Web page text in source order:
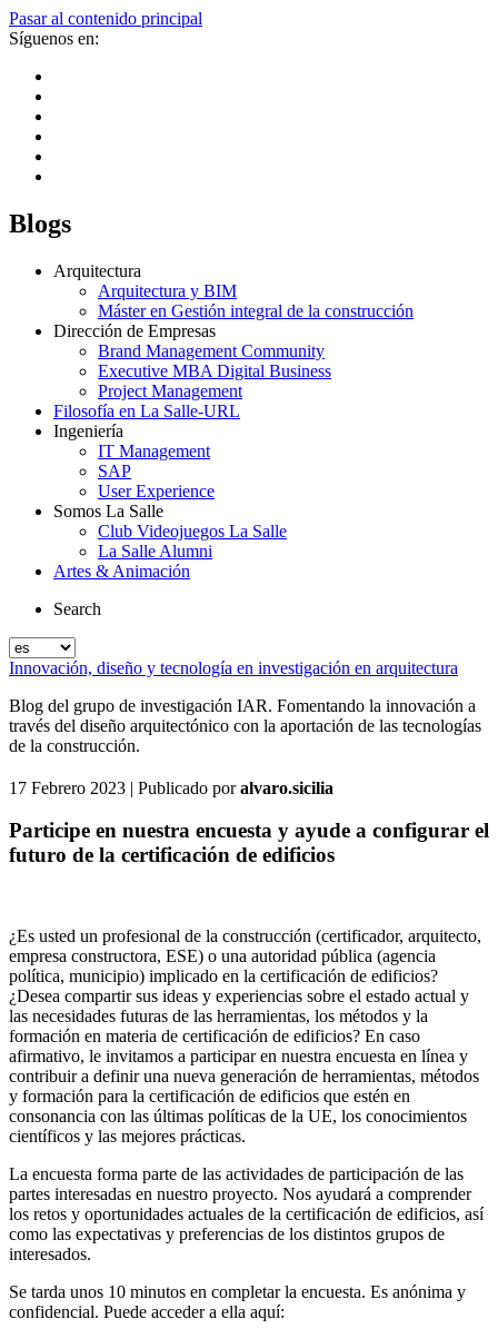
Pasar al contenido principal
Síguenos en:
Blogs
Arquitectura
Arquitectura y BIM
Máster en Gestión integral de la construcción
Dirección de Empresas
Brand Management Community
Executive MBA Digital Business
Project Management
Filosofía en La Salle-URL
Ingeniería
IT Management
SAP
User Experience
Somos La Salle
Club Videojuegos La Salle
La Salle Alumni
Artes & Animación
Search
Innovación, diseño y tecnología en investigación en arquitectura
Blog del grupo de investigación IAR. Fomentando la innovación a
través del diseño arquitectónico con la aportación de las tecnologías
de la construcción.
17 Febrero 2023 | Publicado poralvaro.sicilia
Participe en nuestra encuesta y ayude a configurar el
futuro de la certificación de edificios
¿Es usted un profesional de la construcción (certificador, arquitecto,
empresa constructora, ESE) o una autoridad pública (agencia
política, municipio) implicado en la certificación de edificios?
¿Desea compartir sus ideas y experiencias sobre el estado actual y
las necesidades futuras de las herramientas, los métodos y la
formación en materia de certificación de edificios? En caso
afirmativo, le invitamos a participar en nuestra encuesta en línea y
contribuir a definir una nueva generación de herramientas, métodos
y formación para la certificación de edificios que estén en
consonancia con las últimas políticas de la UE, los conocimientos
científicos y las mejores prácticas.
La encuesta forma parte de las actividades de participación de las
partes interesadas en nuestro proyecto. Nos ayudará a comprender
los retos y oportunidades actuales de la certificación de edificios, así
como las expectativas y preferencias de los distintos grupos de
interesados.
Se tarda unos 10 minutos en completar la encuesta. Es anónima y
confidencial. Puede acceder a ella aquí: